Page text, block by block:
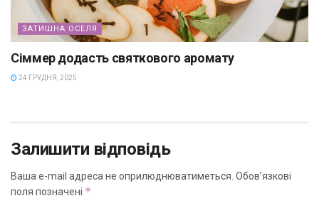
ЗАТИШНА ОСЕЛЯ
Сіммер додасть святкового аромату
24 ГРУДНЯ, 2025
Залишити відповідь
Ваша e-mail адреса не оприлюднюватиметься. Обов’язкові
поля позначені *